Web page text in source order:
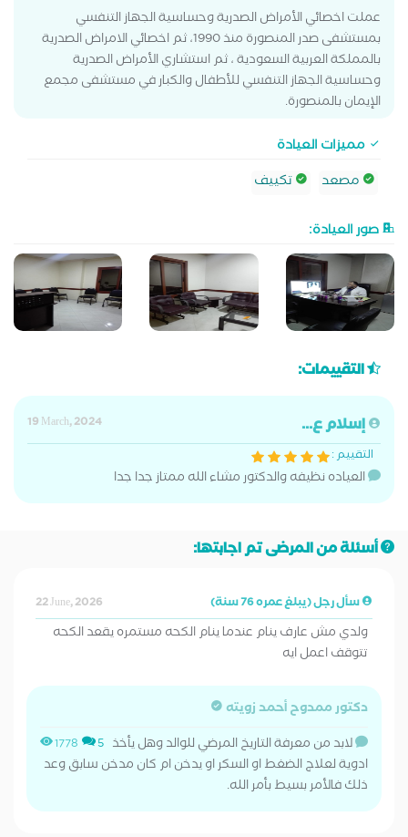
عملت اخصائي الأمراض الصدرية وحساسية الجهاز التنفسي
بمستشفى صدر المنصورة منذ 1990، ثم اخصائي الامراض الصدرية
بالمملكة العربية السعودية ، ثم استشاري الأمراض الصدرية
وحساسية الجهاز التنفسي للأطفال والكبار في مستشفى مجمع
الإيمان بالمنصورة.
مميزات العيادة
مصعد
تكييف
صور العيادة:
التقييمات:
إسلام ع...
19 March, 2024
التقييم :
العياده نظيفه والدكتور مشاء الله ممتاز جدا جدا
أسئلة من المرضى تم اجابتها:
سأل رجل (يبلغ عمره 76 سنة) 22 June, 2026
ولدي مش عارف ينام عندما ينام الكحه مستمره يقعد الكحه
تتوقف اعمل ايه
دكتور ممدوح أحمد زويته
1778 5 لابد من معرفة التاريخ المرضي للوالد وهل يأخذ
ادوية لعلاج الضغط او السكر او يدخن ام كان مدخن سابق وعد
ذلك فالأمر بسيط بأمر الله.